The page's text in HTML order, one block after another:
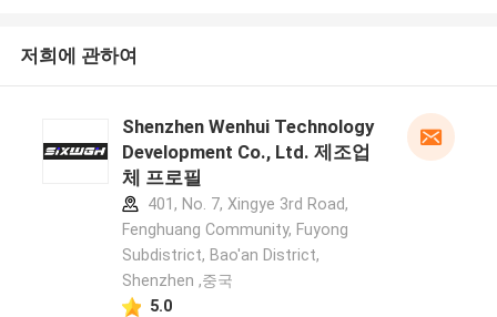
저희에 관하여
Shenzhen Wenhui Technology
Development Co., Ltd. 제조업
체 프로필
401, No. 7, Xingye 3rd Road,
Fenghuang Community, Fuyong
Subdistrict, Bao'an District,
Shenzhen ,중국
5.0